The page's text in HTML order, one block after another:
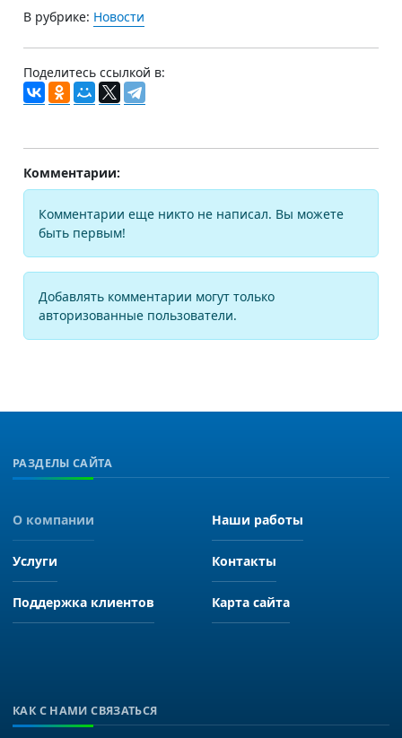
В рубрике: Новости
Поделитесь ссылкой в:
Комментарии:
Комментарии еще никто не написал. Вы можете
быть первым!
Добавлять комментарии могут только
авторизованные пользователи.
РАЗДЕЛЫ САЙТА
О компании Наши работы
Услуги Контакты
Поддержка клиентов Карта сайта
КАК С НАМИ СВЯЗАТЬСЯ